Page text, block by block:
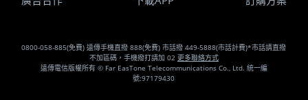
0800-058-885(免費) 遠傳手機直撥 888(免費) 市話撥 449-5888(市話計費)*市話請直撥
不加區碼，手機撥打請加 02 更多聯絡方式
遠傳電信版權所有 © Far EasTone Telecommunications Co., Ltd. 統一編
號:97179430